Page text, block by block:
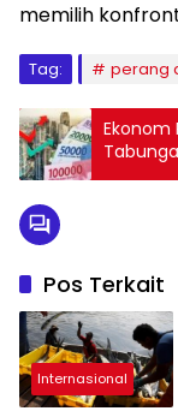
memilih
Tag: perang
Ekonom
Tertekan
Pos Terkait
Internasional